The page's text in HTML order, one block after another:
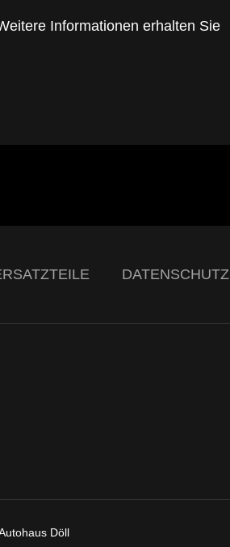
Informationen erhalten Sie
DATENSCHUTZ
Döll